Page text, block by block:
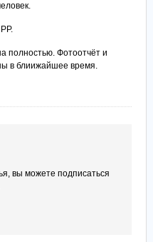
полностью. Фотоотчёт и
в блиижайшее время.
вы можете подписаться